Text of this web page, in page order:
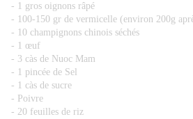
- 1 gros oignons râpé
- 100-150 gr de vermicelle (environ 200g
- 10 champignons chinois séchés
- 1 œuf
- 3 càs de Nuoc Mam
- 1 pincée de Sel
- 1 càs de sucre
- Poivre
- 20 feuilles de riz